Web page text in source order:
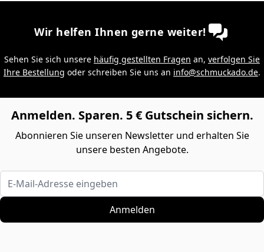
Wir helfen Ihnen gerne weiter!
Sehen Sie sich unsere häufig gestellten Fragen an, verfolgen Sie
Ihre Bestellung oder schreiben Sie uns an info@schmuckado.de.
Anmelden. Sparen. 5 € Gutschein sichern.
Abonnieren Sie unseren Newsletter und erhalten Sie
unsere besten Angebote.
E-Mail-Adresse eingeben
Anmelden